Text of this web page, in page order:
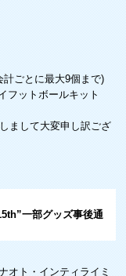
ごとに最大9個まで)
フットボールキット
まして大変申し訳ござ
一部グッズ事後通
オト・インティライミ